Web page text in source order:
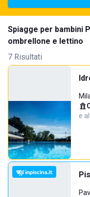
Spiagge per bambini
ombrellone e lettino
7 Risultati
e